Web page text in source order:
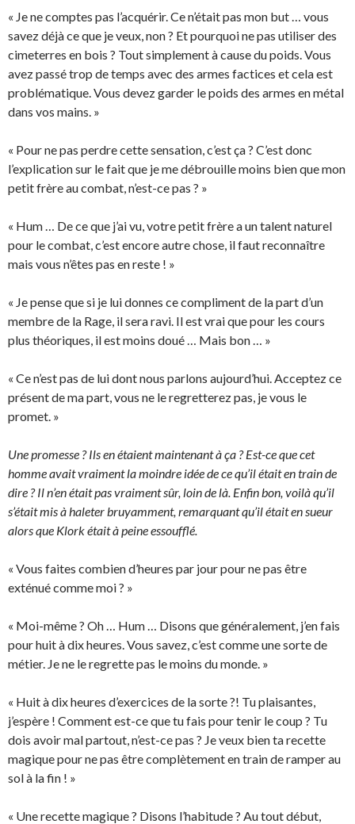
« Je ne comptes pas l’acquérir. Ce n’était pas mon but … vous
savez déjà ce que je veux, non ? Et pourquoi ne pas utiliser des
cimeterres en bois ? Tout simplement à cause du poids. Vous
avez passé trop de temps avec des armes factices et cela est
problématique. Vous devez garder le poids des armes en métal
dans vos mains. »
« Pour ne pas perdre cette sensation, c’est ça ? C’est donc
l’explication sur le fait que je me débrouille moins bien que mon
petit frère au combat, n’est-ce pas ? »
« Hum … De ce que j’ai vu, votre petit frère a un talent naturel
pour le combat, c’est encore autre chose, il faut reconnaître
mais vous n’êtes pas en reste ! »
« Je pense que si je lui donnes ce compliment de la part d’un
membre de la Rage, il sera ravi. Il est vrai que pour les cours
plus théoriques, il est moins doué … Mais bon … »
« Ce n’est pas de lui dont nous parlons aujourd’hui. Acceptez ce
présent de ma part, vous ne le regretterez pas, je vous le
promet. »
Une promesse ? Ils en étaient maintenant à ça ? Est-ce que cet
homme avait vraiment la moindre idée de ce qu’il était en train de
dire ? Il n’en était pas vraiment sûr, loin de là. Enfin bon, voilà qu’il
s’était mis à haleter bruyamment, remarquant qu’il était en sueur
alors que Klork était à peine essoufflé.
« Vous faites combien d’heures par jour pour ne pas être
exténué comme moi ? »
« Moi-même ? Oh … Hum … Disons que généralement, j’en fais
pour huit à dix heures. Vous savez, c’est comme une sorte de
métier. Je ne le regrette pas le moins du monde. »
« Huit à dix heures d’exercices de la sorte ?! Tu plaisantes,
j’espère ! Comment est-ce que tu fais pour tenir le coup ? Tu
dois avoir mal partout, n’est-ce pas ? Je veux bien ta recette
magique pour ne pas être complètement en train de ramper au
sol à la fin ! »
« Une recette magique ? Disons l’habitude ? Au tout début,